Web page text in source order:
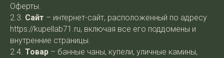
Оферты.
2.3. Сайт – интернет-сайт, расположенный по адресу
https://kupellab71.ru, включая все его поддомены и
внутренние страницы.
2.4. Товар – банные чаны, купели, уличные камины,